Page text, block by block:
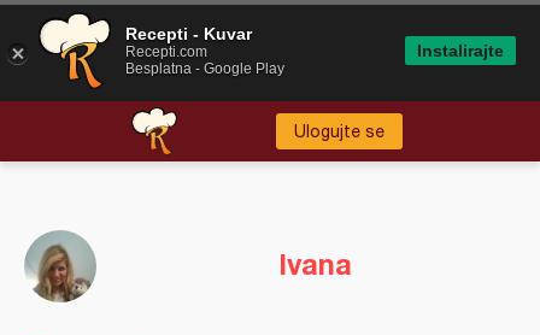
Ulogujte se
Ivana
Recepti - Kuvar
Recepti.com
Besplatna - Google Play
Instalirajte